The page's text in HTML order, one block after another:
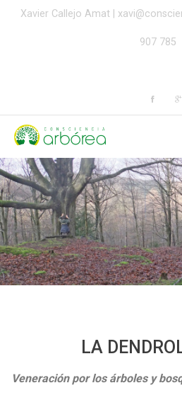
Xavier Callejo Amat |
907 785
LA
Veneración por los árboles y